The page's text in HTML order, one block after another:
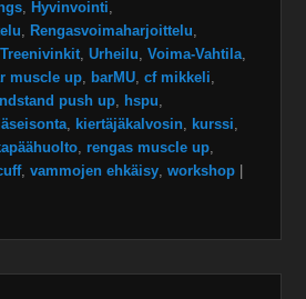
, Hyvinvointi,
, Rengasvoimaharjoittelu,
Treenivinkit,Urheilu,Voima-Vahtila,
muscle up, barMU,cf mikkeli,
push up, hspu,
, kiertäjäkalvosin, kurssi,
, rengas muscle up,
,vammojen ehkäisy,workshop